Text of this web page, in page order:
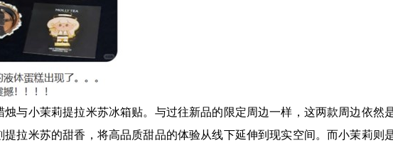
与小茉莉提拉米苏冰箱贴。与过往新品的限定周边一样，这两款周边依然
拉米苏的甜香，将高品质甜品的体验从线下延伸到现实空间。而小茉莉则